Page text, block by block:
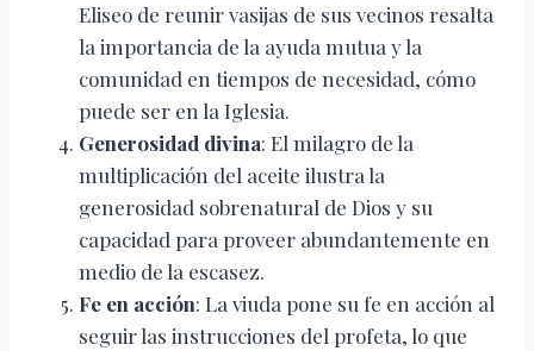
Eliseo de reunir vasijas de sus vecinos resalta
la importancia de la ayuda mutua y la
comunidad en tiempos de necesidad, cómo
puede ser en la Iglesia.
Generosidad divina: El milagro de la
multiplicación del aceite ilustra la
generosidad sobrenatural de Dios y su
capacidad para proveer abundantemente en
medio de la escasez.
Fe en acción: La viuda pone su fe en acción al
seguir las instrucciones del profeta, lo que